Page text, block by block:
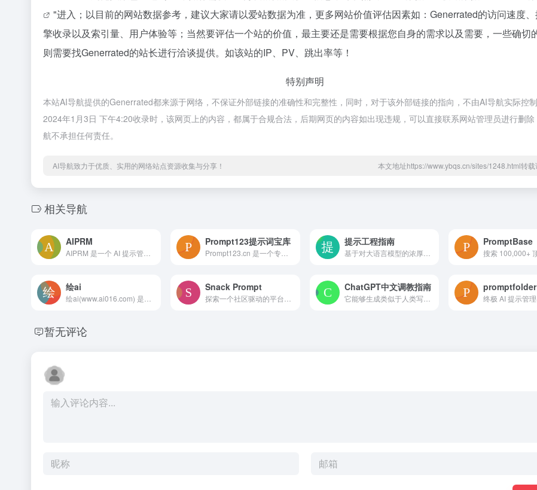
"进入；以目前的网站数据参考，建议大家请以爱站数据为准，更多网站价值评估因素如：Generrated的访问速度、
擎收录以及索引量、用户体验等；当然要评估一个站的价值，最主要还是需要根据您自身的需求以及需要，一些确切
则需要找Generrated的站长进行洽谈提供。如该站的IP、PV、跳出率等！
特别声明
本站AI导航提供的Generrated都来源于网络，不保证外部链接的准确性和完整性，同时，对于该外部链接的指向，不由AI导航实际控
2024年1月3日 下午4:20收录时，该网页上的内容，都属于合规合法，后期网页的内容如出现违规，可以直接联系网站管理员进行删除
航不承担任何责任。
AI导航致力于优质、实用的网络站点资源收集与分享！ 本文地址https://www.ybqs.cn/sites/1248.html转载
相关导航
AIPRM Prompt123提示词宝库
Prompt123.cn 是一个专注于提供高质量中文 AI 提示词的平台，致力于帮助用户更好地利用 AI 工具，释放人工智能的无限潜能。它汇集了丰富的提示词资源
提示工程指南
基于对大语言模型的浓厚兴趣，我们编写了这份全新的提示工程指南，介绍了大语言模型相关的论文研究、学习指南、模型、讲座、参考资料、大语言模型能力以及与其他与提示工程相关的工具。
PromptBase
绘ai Snack Prompt ChatGPT中文调教指南
它能够生成类似于人类写作的文本。您只需要给出提示或提出问题，它就可以生成你想要的东西。
暂无评论